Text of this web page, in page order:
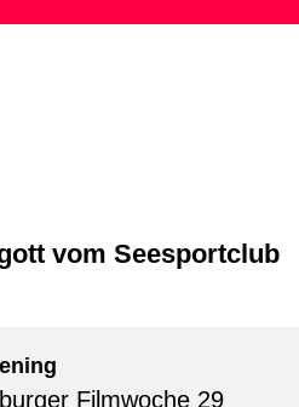
vom Seesportclub
Filmwoche 29